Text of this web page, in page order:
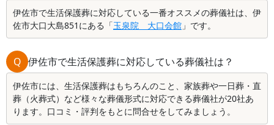
伊佐市で生活保護葬に対応している一番オススメの葬儀社は、伊
佐市大口大島851にある「玉泉院 大口会館 」です。
Q 伊佐市で生活保護葬に対応している葬儀社は？
伊佐市には、生活保護葬はもちろんのこと、家族葬や一日葬・直
葬（火葬式）など様々な葬儀形式に対応できる葬儀社が20社あ
ります。口コミ・評判をもとに問合せをしてみましょう。